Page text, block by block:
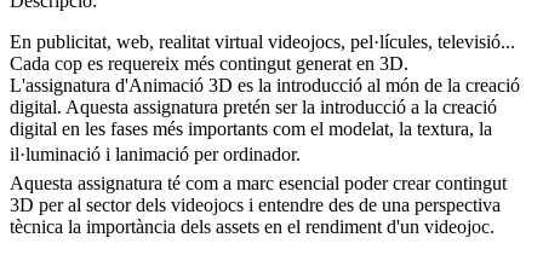
En publicitat, web, realitat virtual videojocs, pel·lícules, televisió...
Cada cop es requereix més contingut generat en 3D.
L'assignatura d'Animació 3D es la introducció al món de la creació
digital. Aquesta assignatura pretén ser la introducció a la creació
digital en les fases més importants com el modelat, la textura, la
il·luminació i lanimació per ordinador.
Aquesta assignatura té com a marc esencial poder crear contingut
3D per al sector dels videojocs i entendre des de una perspectiva
tècnica la importància dels assets en el rendiment d'un videojoc.